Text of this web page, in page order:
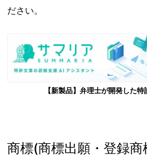
ださい。
【新製品】弁理士が開発した
商標(商標出願・登録商